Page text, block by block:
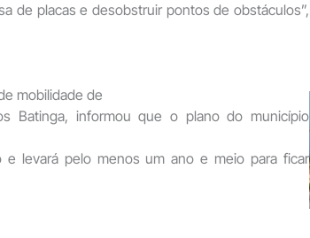
de placas e desobstruir pontos de obstáculos”,
mobilidade de
Batinga, informou que o plano do município
e levará pelo menos um ano e meio para ficar